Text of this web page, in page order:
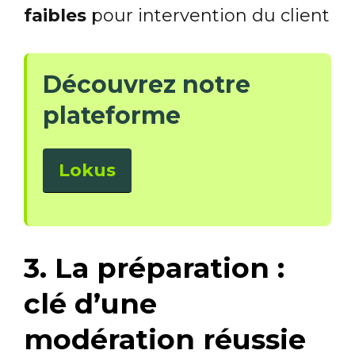
faibles pour intervention du client
Découvrez notre
plateforme
Lokus
3. La préparation :
clé d’une
modération réussie